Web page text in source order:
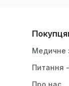
Медичне
Питання -
Про нас